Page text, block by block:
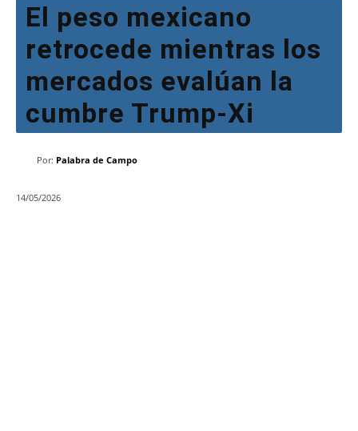
El peso mexicano
retrocede mientras los
mercados evalúan la
cumbre Trump-Xi
Por: Palabra de Campo
14/05/2026